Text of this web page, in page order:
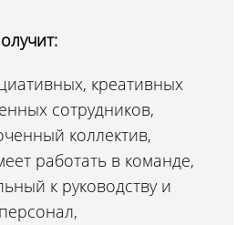
креативных
сотрудников,
коллектив,
работать в команде,
к руководству и